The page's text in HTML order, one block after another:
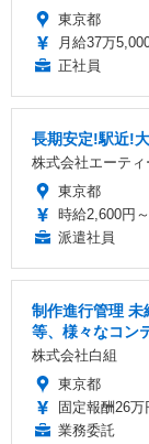
東京都
月給37万
正社員
長期安定!駅近!
株式会社エーティ
東京都
時給2,600円～
派遣社員
制作進行管理 未
等、様々なコン
株式会社白組
東京都
固定報酬26万
業務委託